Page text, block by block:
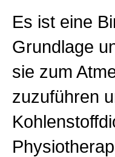
Es ist eine
Grundlage
sie zum
zuzuführen